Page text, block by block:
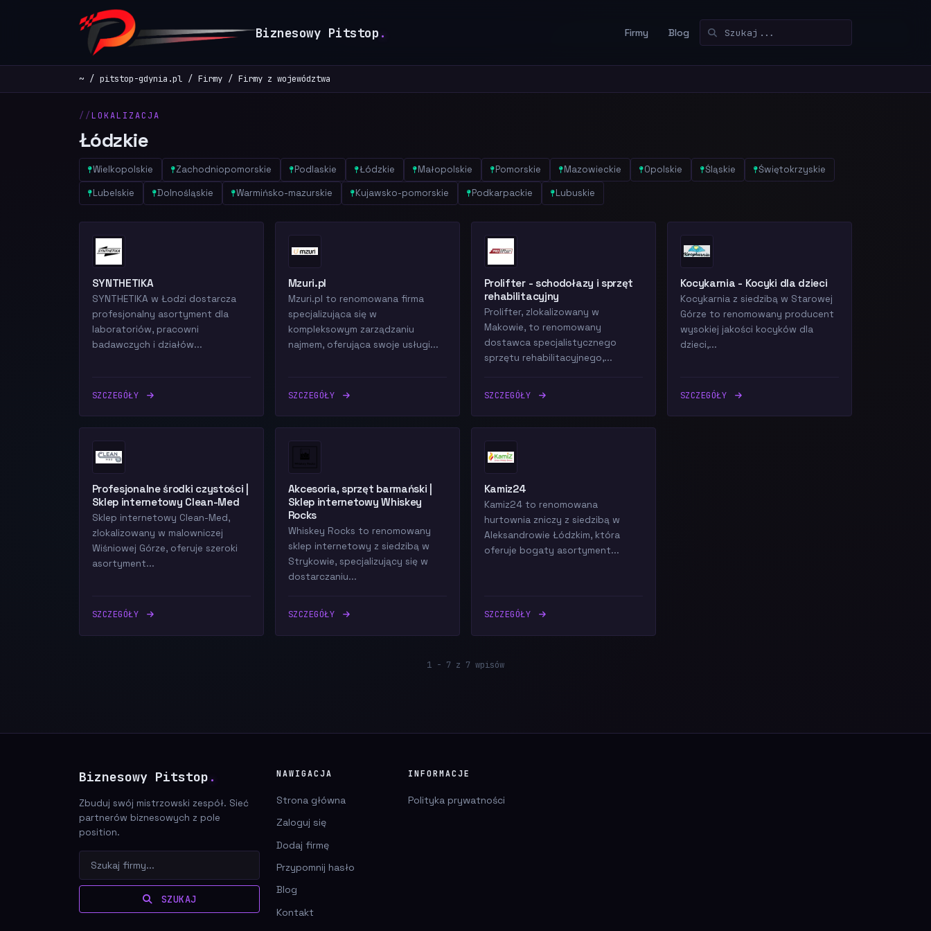
Biznesowy Pitstop . Firmy Blog
~ pitstop-gdynia.pl Firmy Firmy z województwa
LOKALIZACJA
Łódzkie
Wielkopolskie Zachodniopomorskie Podlaskie Łódzkie Małopolskie Pomorskie Mazowieckie Opolskie Śląskie Świętokrzyskie
Lubelskie Dolnośląskie Warmińsko-mazurskie Kujawsko-pomorskie Podkarpackie Lubuskie
SYNTHETIKA
SYNTHETIKA w Łodzi dostarcza
profesjonalny asortyment dla
laboratoriów, pracowni
badawczych i działów...
SZCZEGÓŁY
Mzuri.pl
Mzuri.pl to renomowana firma
specjalizująca się w
kompleksowym zarządzaniu
najmem, oferująca swoje usługi...
SZCZEGÓŁY
Prolifter - schodołazy i sprzęt
rehabilitacyjny
Prolifter, zlokalizowany w
Makowie, to renomowany
dostawca specjalistycznego
sprzętu rehabilitacyjnego,...
SZCZEGÓŁY
Kocykarnia - Kocyki dla dzieci
Kocykarnia z siedzibą w Starowej
Górze to renomowany producent
wysokiej jakości kocyków dla
dzieci,...
SZCZEGÓŁY
Profesjonalne środki czystości |
Sklep internetowy Clean-Med
Sklep internetowy Clean-Med,
zlokalizowany w malowniczej
Wiśniowej Górze, oferuje szeroki
asortyment...
SZCZEGÓŁY
Akcesoria, sprzęt barmański |
Sklep internetowy Whiskey
Rocks
Whiskey Rocks to renomowany
sklep internetowy z siedzibą w
Strykowie, specjalizujący się w
dostarczaniu...
SZCZEGÓŁY
Kamiz24
Kamiz24 to renomowana
hurtownia zniczy z siedzibą w
Aleksandrowie Łódzkim, która
oferuje bogaty asortyment...
SZCZEGÓŁY
1 - 7 z 7 wpisów
Biznesowy Pitstop .
Zbuduj swój mistrzowski zespół. Sieć
partnerów biznesowych z pole
position.
SZUKAJ
NAWIGACJA
Strona główna
Zaloguj się
Dodaj firmę
Przypomnij hasło
Blog
Kontakt
INFORMACJE
Polityka prywatności